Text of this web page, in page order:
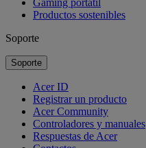
Productos sostenibles
Soporte
Soporte
Acer ID
Registrar un producto
Acer Community
Controladores y manuales
Respuestas de Acer